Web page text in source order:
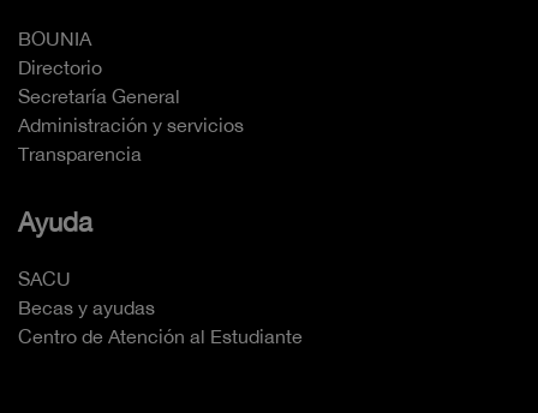
BOUNIA
Directorio
Secretaría General
Administración y servicios
Transparencia
Ayuda
SACU
Becas y ayudas
Centro de Atención al Estudiante